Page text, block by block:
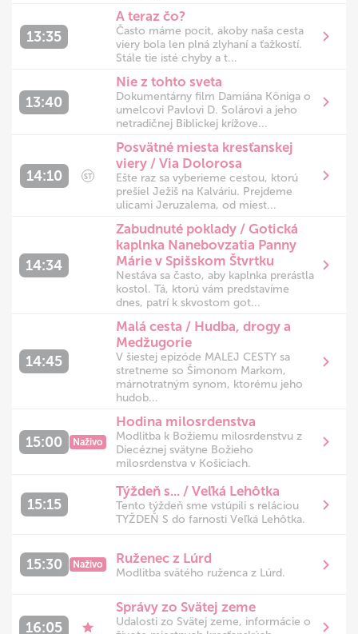
13:35
A teraz čo?
Často máme pocit, akoby naša cesta
viery bola len plná zlyhaní a ťažkostí.
Stále tie isté chyby a t...
13:40
Nie z tohto sveta
Dokumentárny film Damiána Königa o
umelcovi Pavlovi D. Solárovi a jeho
netradičnej Biblickej krížove...
14:10 ST
Posvätné miesta kresťanskej
viery / Via Dolorosa
Ešte raz sa vyberieme cestou, ktorú
prešiel Ježiš na Kalváriu. Prejdeme
ulicami Jeruzalema, od miest...
14:34
Zabudnuté poklady / Gotická
kaplnka Nanebovzatia Panny
Márie v Spišskom Štvrtku
Nestáva sa často, aby kaplnka prerástla
kostol. Tá, ktorú vám predstavíme
dnes, patrí k skvostom got...
14:45
Malá cesta / Hudba, drogy a
Medžugorie
V šiestej epizóde MALEJ CESTY sa
stretneme so Šimonom Markom,
márnotratným synom, ktorému jeho
hudob...
15:00 Naživo
Hodina milosrdenstva
Modlitba k Božiemu milosrdenstvu z
Diecéznej svätyne Božieho
milosrdenstva v Košiciach.
15:15
Týždeň s... / Veľká Lehôtka
Tento týždeň sme vstúpili s reláciou
TYŽDEŇ S do farnosti Veľká Lehôtka.
15:30 Naživo Ruženec z Lúrd
Modlitba svätého ruženca z Lúrd.
16:05
Správy zo Svätej zeme
Udalosti zo Svätej zeme, informácie o